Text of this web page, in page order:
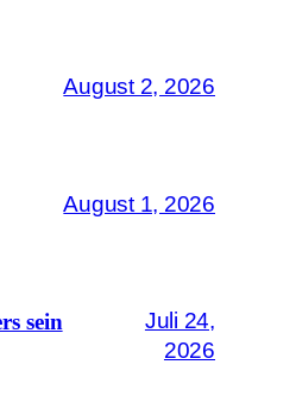
August 2, 2026
August 1, 2026
sein
Juli 24,
2026